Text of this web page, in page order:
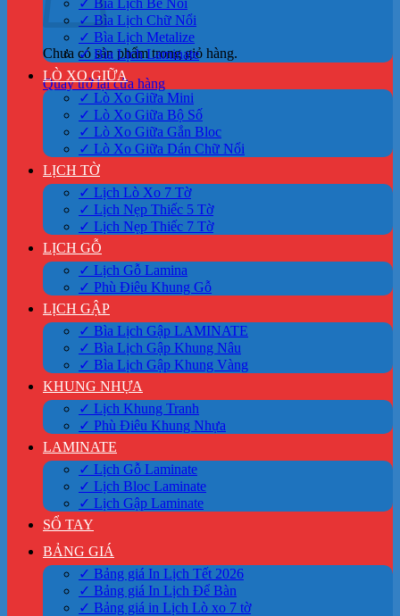
Chưa có sản phẩm trong giỏ hàng.
Quay trở lại cửa hàng
✓ Bìa Lịch Bế Nổi
✓ Bìa Lịch Chữ Nổi
✓ Bìa Lịch Metalize
✓ Bìa Lịch Laminate
LÒ XO GIỮA
✓ Lò Xo Giữa Mini
✓ Lò Xo Giữa Bộ Số
✓ Lò Xo Giữa Gắn Bloc
✓ Lò Xo Giữa Dán Chữ Nổi
LỊCH TỜ
✓ Lịch Lò Xo 7 Tờ
✓ Lịch Nẹp Thiếc 5 Tờ
✓ Lịch Nẹp Thiếc 7 Tờ
LỊCH GỖ
✓ Lịch Gỗ Lamina
✓ Phù Điêu Khung Gỗ
LỊCH GẬP
✓ Bìa Lịch Gập LAMINATE
✓ Bìa Lịch Gập Khung Nâu
✓ Bìa Lịch Gập Khung Vàng
KHUNG NHỰA
✓ Lịch Khung Tranh
✓ Phù Điêu Khung Nhựa
LAMINATE
✓ Lịch Gỗ Laminate
✓ Lịch Bloc Laminate
✓ Lịch Gập Laminate
SỔ TAY
BẢNG GIÁ
✓ Bảng giá In Lịch Tết 2026
✓ Bảng giá In Lịch Để Bàn
✓ Bảng giá in Lịch Lò xo 7 tờ